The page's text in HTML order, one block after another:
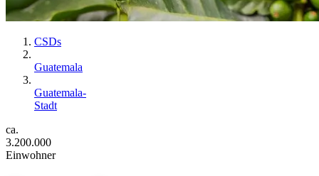
CSDs
Guatemala
Guatemala-
Stadt
ca.
3.200.000
Einwohner